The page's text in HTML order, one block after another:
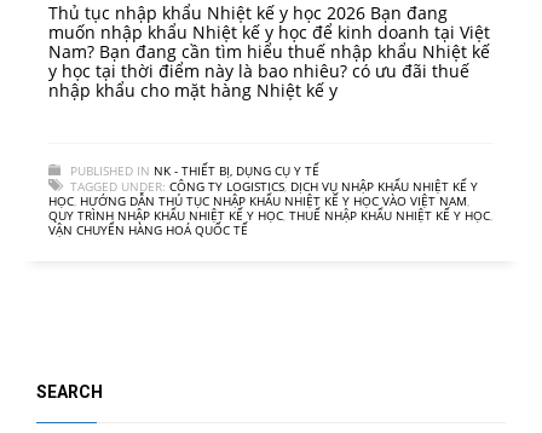
Thủ tục nhập khẩu Nhiệt kế y học 2026 Bạn đang
muốn nhập khẩu Nhiệt kế y học để kinh doanh tại Việt
Nam? Bạn đang cần tìm hiểu thuế nhập khẩu Nhiệt kế
y học tại thời điểm này là bao nhiêu? có ưu đãi thuế
nhập khẩu cho mặt hàng Nhiệt kế y
PUBLISHED IN NK - THIẾT BỊ, DỤNG CỤ Y TẾ
TAGGED UNDER: CÔNG TY LOGISTICS, DỊCH VỤ NHẬP KHẨU NHIỆT KẾ Y
HỌC, HƯỚNG DẪN THỦ TỤC NHẬP KHẨU NHIỆT KẾ Y HỌC VÀO VIỆT NAM,
QUY TRÌNH NHẬP KHẨU NHIỆT KẾ Y HỌC, THUẾ NHẬP KHẨU NHIỆT KẾ Y HỌC,
VẬN CHUYỂN HÀNG HOÁ QUỐC TẾ
SEARCH